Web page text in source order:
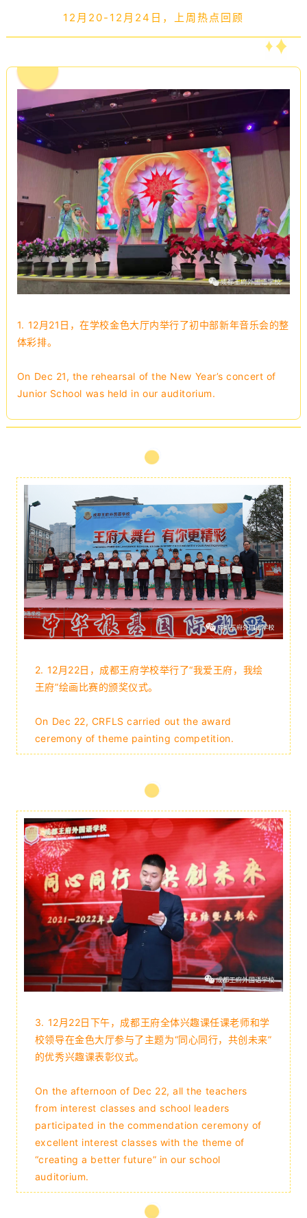
12月20-12月24日，上周热点回顾
1. 12月21日，在学校金色大厅内举行了初中部新年音乐会的整
体彩排。
On Dec 21, the rehearsal of the New Year’s concert of
Junior School was held in our auditorium.
2. 12月22日，成都王府学校举行了“我爱王府，我绘
王府”绘画比赛的颁奖仪式。
On Dec 22, CRFLS carried out the award
ceremony of theme painting competition.
3. 12月22日下午，成都王府全体兴趣课任课老师和学
校领导在金色大厅参与了主题为“同心同行，共创未来”
的优秀兴趣课表彰仪式。
On the afternoon of Dec 22, all the teachers
from interest classes and school leaders
participated in the commendation ceremony of
excellent interest classes with the theme of
“creating a better future” in our school
auditorium.